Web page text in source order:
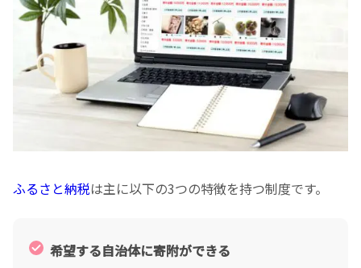
ふるさと納税は主に以下の3つの特徴を持つ制度です。
希望する自治体に寄附ができる